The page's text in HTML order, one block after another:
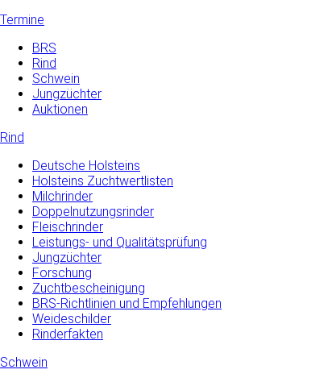
Termine
BRS
Rind
Schwein
Jungzüchter
Auktionen
Rind
Deutsche Holsteins
Holsteins Zuchtwertlisten
Milchrinder
Doppelnutzungsrinder
Fleischrinder
Leistungs- und Qualitätsprüfung
Jungzüchter
Forschung
Zuchtbescheinigung
BRS-Richtlinien und Empfehlungen
Weideschilder
Rinderfakten
Schwein